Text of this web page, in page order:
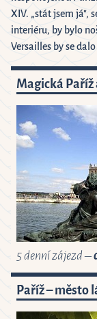
XIV. „stát jsem já",
interiéru, by bylo
Versailles by se
Magická Paříž
5 denní zájezd –
Paříž – město